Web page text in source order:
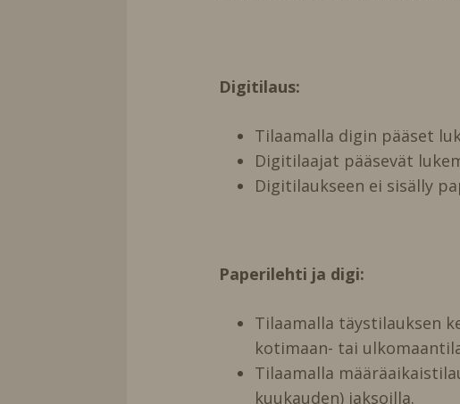
Digitilaus:
Tilaamalla digin pääset
Digitilaajat pääsevät
Digitilaukseen ei sisälly
Paperilehti ja digi:
Tilaamalla täystilauksen
kotimaan- tai
Tilaamalla
kuukauden) jaksoilla.